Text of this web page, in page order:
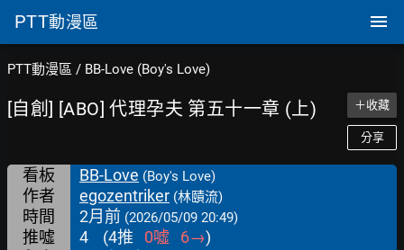
PTT動漫區
PTT動漫區 / BB-Love (Boy's Love)
[自創] [ABO] 代理孕夫 第五十一章 (上) ＋收藏
分享
看板 BB-Love (Boy's Love)
作者 egozentriker (林賾流)
時間 2月前 (2026/05/09 20:49)
推噓 4 (4推 0噓 6→)